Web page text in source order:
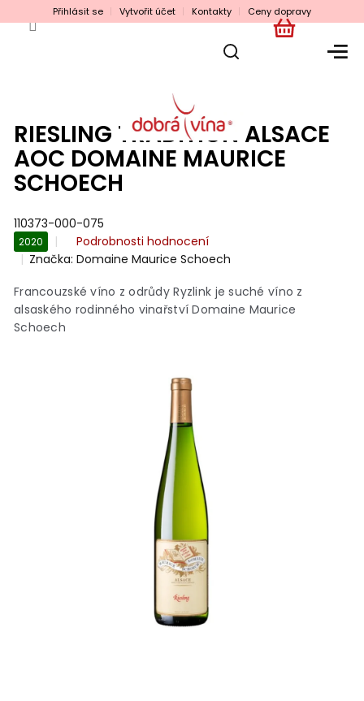
na
Přihlásit se Vytvořit účet Kontakty Ceny dopravy
NÁKUPNÍ
RIESLING TRADITION ALSACE
AOC DOMAINE MAURICE
SCHOECH
110373-000-075
2020
Průměrné
hodnocení
je
0,0
z
Podrobnosti hodnocení
Značka:Domaine Maurice Schoech
Francouzské víno z odrůdy Ryzlink je suché víno z
alsaského rodinného vinařství Domaine Maurice
Schoech